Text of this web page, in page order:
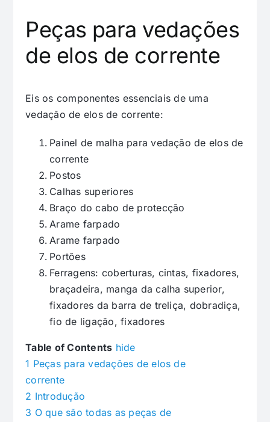
Peças para vedações
de elos de corrente
Eis os componentes essenciais de uma
vedação de elos de corrente:
Painel de malha para vedação de elos de
corrente
Postos
Calhas superiores
Braço do cabo de protecção
Arame farpado
Arame farpado
Portões
Ferragens: coberturas, cintas, fixadores,
braçadeira, manga da calha superior,
fixadores da barra de treliça, dobradiça,
fio de ligação, fixadores
Table of Contents hide
1 Peças para vedações de elos de
corrente
2 Introdução
3 O que são todas as peças de